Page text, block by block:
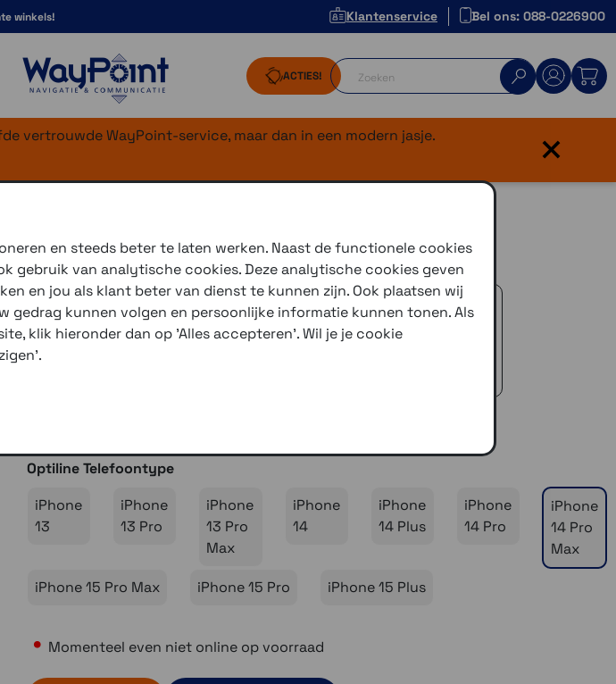
winkels! Klantenservice Bel ons: 088-0226900
ACTIES!
vertrouwde WayPoint-service, maar dan in een modern jasje.
×
14 Pro Max
3 winkels voor uitleg en advies!
voor 16.00 uur besteld, zelfde dag verstuurd (indien voorradig)
verzending met PostNL naar je adres of een PostNL afhaalpunt
Optiline Telefoontype
iPhone
13
iPhone
13 Pro
iPhone
13 Pro
Max
iPhone
14
iPhone
14 Plus
iPhone
14 Pro
iPhone
14 Pro
Max
iPhone 15 Pro Max iPhone 15 Pro iPhone 15 Plus
Momenteel even niet online op voorraad
en steeds beter te laten werken. Naast de functionele cookies
gebruik van analytische cookies. Deze analytische cookies geven
en jou als klant beter van dienst te kunnen zijn. Ook plaatsen wij
gedrag kunnen volgen en persoonlijke informatie kunnen tonen. Als
klik hieronder dan op 'Alles accepteren'. Wil je je cookie